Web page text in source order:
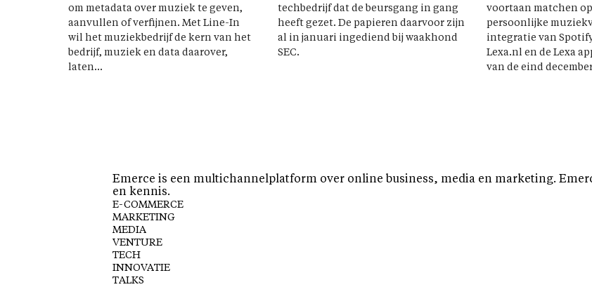
om metadata over muziek te geven,
aanvullen of verfijnen. Met Line-In
wil het muziekbedrijf de kern van het
bedrijf, muziek en data daarover,
laten...
techbedrijf dat de beursgang in gang
heeft gezet. De papieren daarvoor zijn
al in januari ingediend bij waakhond
SEC.
voortaan matchen
persoonlijke
integratie van
Lexa.nl en de Lexa
van de eind
Emerce is een multichannelplatform over online business, media en marketing.
en kennis.
E-COMMERCE
MARKETING
MEDIA
VENTURE
TECH
INNOVATIE
TALKS